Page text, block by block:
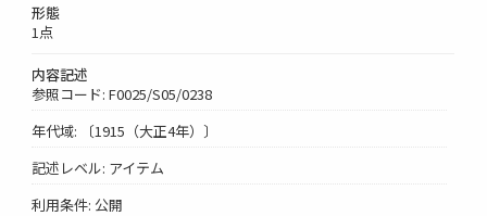
形態
1点
内容記述
参照コード: F0025/S05/0238
年代域: 〔1915（大正4年）〕
記述レベル: アイテム
利用条件: 公開